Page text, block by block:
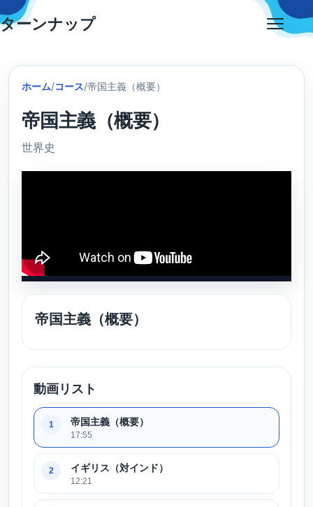
Skip
to
ターンナップ
ホーム/コース/帝国主義（概要）
帝国主義（概要）
世界史
帝国主義（概要）
動画リスト
1 帝国主義（概要）
17:55
2 イギリス（対インド）
12:21